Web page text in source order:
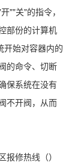
""关"的指令，
部份的计算机
开始对容器内的
的命令、切断
保系统在没有
不开阀，从而
修热线（）